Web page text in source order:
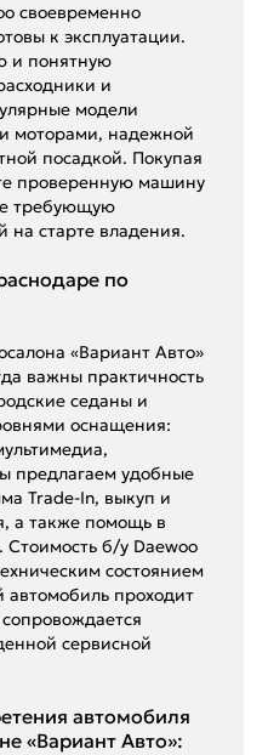
своевременно
к эксплуатации.
и понятную
и
модели
моторами, надежной
посадкой. Покупая
проверенную машину
требующую
на старте владения.
по
«Вариант Авто»
важны практичность
седаны и
оснащения:
предлагаем удобные
Trade-In, выкуп и
а также помощь в
б/у Daewoo
состоянием
проходит
сервисной
автомобиля
«Вариант Авто»: